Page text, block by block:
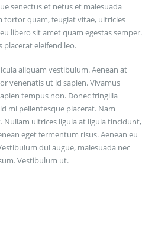
senectus et netus et malesuada
tortor quam, feugiat vitae, ultricies
libero sit amet quam egestas semper.
placerat eleifend leo.
aliquam vestibulum. Aenean at
venenatis ut id sapien. Vivamus
tempus non. Donec fringilla
mi pellentesque placerat. Nam
Nullam ultrices ligula at ligula tincidunt,
eget fermentum risus. Aenean eu
dui augue, malesuada nec
Vestibulum ut.